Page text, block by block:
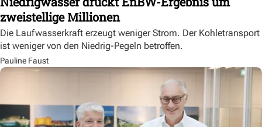
zweistellige Millionen
Die Laufwasserkraft erzeugt weniger Strom. Der Kohletransport
ist weniger von den Niedrig-Pegeln betroffen.
Pauline Faust